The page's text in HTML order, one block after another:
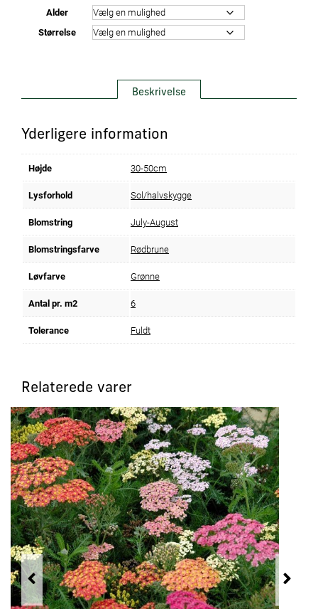
Alder
Størrelse
Beskrivelse
Yderligere information
Højde 30-50cm
Lysforhold Sol/halvskygge
Blomstring July-August
Blomstringsfarve Rødbrune
Løvfarve Grønne
Antal pr. m2 6
Tolerance Fuldt
Relaterede varer